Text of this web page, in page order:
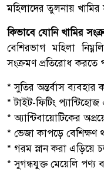
মহিলাদের তুলনায় খামির
কিভাবে যোনি খামির
বেশিরভাগ মহিলা
সংক্রমণ প্রতিরোধ করতে
* সুতির অন্তর্বাস ব্যবহার
* টাইট-ফিটিং
* অ্যান্টিবায়োটিকের
* ভেজা কাপড়ে বেশিক্ষণ
* গরম স্নান করা এড়িয়ে
* সুগন্ধযুক্ত মেয়েলি পণ্য